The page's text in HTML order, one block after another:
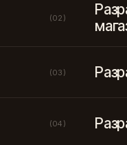
(02)
(03)
(04)